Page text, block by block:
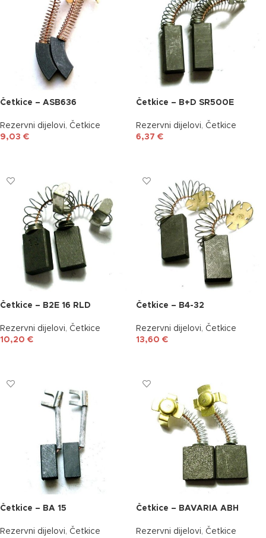
Četkice – ASB636
Rezervni dijelovi, Četkice
9,03 €
Četkice – B+D SR500E
Rezervni dijelovi, Četkice
6,37 €
Četkice – B2E 16 RLD
Rezervni dijelovi, Četkice
10,20 €
Četkice – B4-32
Rezervni dijelovi, Četkice
13,60 €
Četkice – BA 15
Rezervni dijelovi, Četkice
Četkice – BAVARIA ABH
Rezervni dijelovi, Četkice